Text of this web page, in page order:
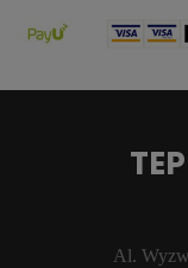
Al.